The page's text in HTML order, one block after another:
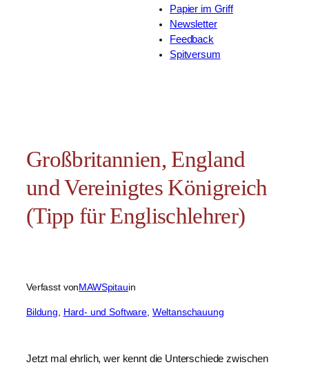
Papier im Griff
Newsletter
Feedback
Spitversum
Großbritannien, England
und Vereinigtes Königreich
(Tipp für Englischlehrer)
Verfasst vonMAWSpitauin
Bildung Hard- und Software Weltanschauung
Jetzt mal ehrlich, wer kennt die Unterschiede zwischen